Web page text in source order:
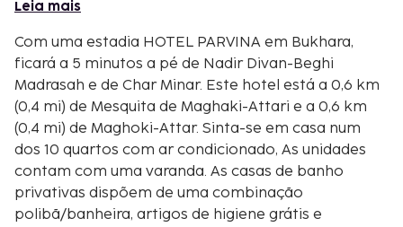
Leia mais
Com uma estadia HOTEL PARVINA em Bukhara,
ficará a 5 minutos a pé de Nadir Divan-Beghi
Madrasah e de Char Minar. Este hotel está a 0,6 km
(0,4 mi) de Mesquita de Maghaki-Attari e a 0,6 km
(0,4 mi) de Maghoki-Attar. Sinta-se em casa num
dos 10 quartos com ar condicionado, As unidades
contam com uma varanda. As casas de banho
privativas dispõem de uma combinação
polibã/banheira, artigos de higiene grátis e